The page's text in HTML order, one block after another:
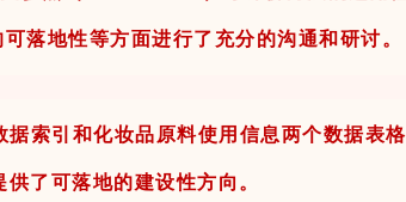
落地性等方面进行了充分的沟通和研讨。
索引和化妆品原料使用信息两个数据表
了可落地的建设性方向 。